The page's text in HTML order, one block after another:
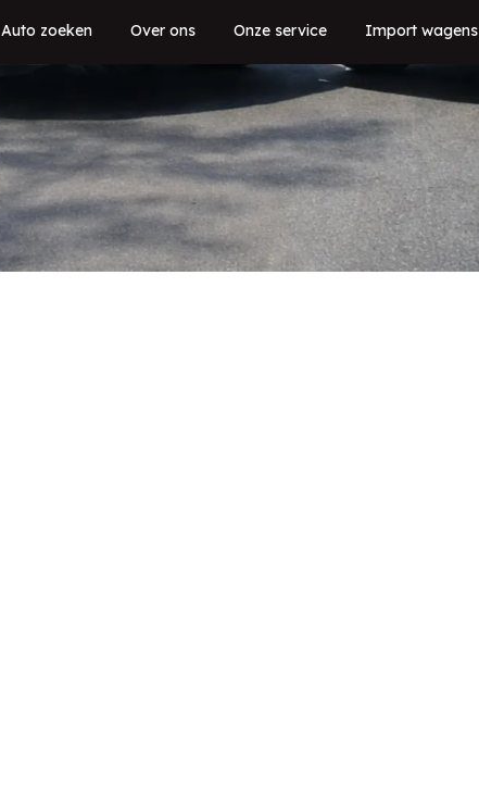
Auto zoeken Over ons Onze service Import wagens